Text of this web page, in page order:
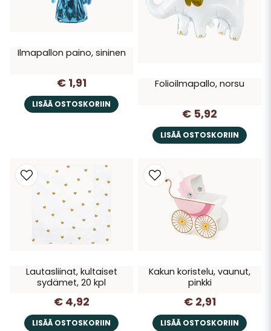
Ilmapallon paino, sininen
€ 1,91
LISÄÄ OSTOSKORIIN
Folioilmapallo, norsu
€ 5,92
LISÄÄ OSTOSKORIIN
Lautasliinat, kultaiset
sydämet, 20 kpl
€ 4,92
LISÄÄ OSTOSKORIIN
Kakun koristelu, vaunut,
pinkki
€ 2,91
LISÄÄ OSTOSKORIIN